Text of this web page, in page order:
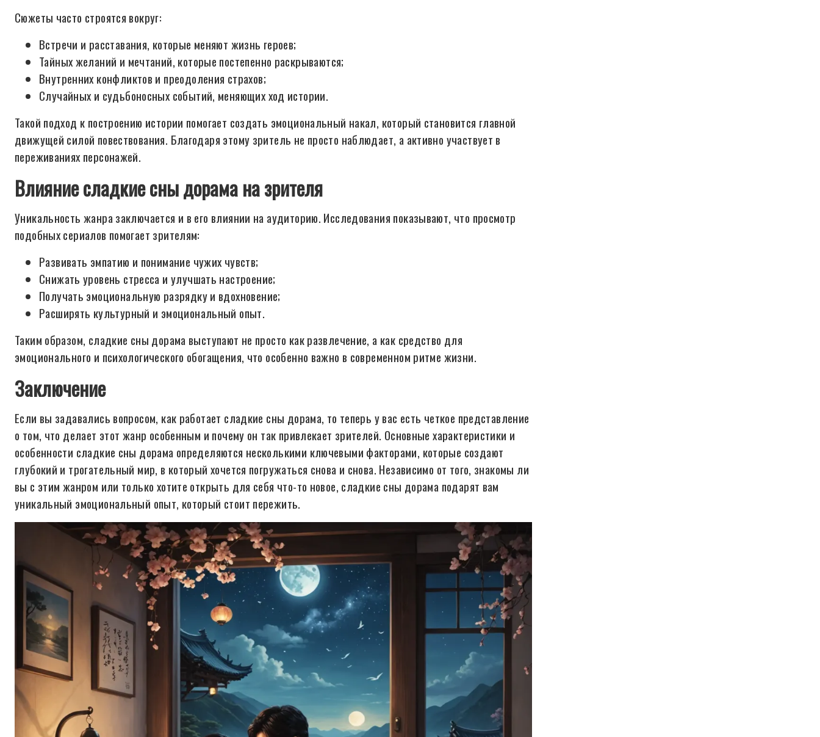
Сюжеты часто строятся вокруг:
Встречи и расставания, которые меняют жизнь героев;
Тайных желаний и мечтаний, которые постепенно раскрываются;
Внутренних конфликтов и преодоления страхов;
Случайных и судьбоносных событий, меняющих ход истории.
Такой подход к построению истории помогает создать эмоциональный накал, который становится главной
движущей силой повествования. Благодаря этому зритель не просто наблюдает, а активно участвует в
переживаниях персонажей.
Влияние сладкие сны дорама на зрителя
Уникальность жанра заключается и в его влиянии на аудиторию. Исследования показывают, что просмотр
подобных сериалов помогает зрителям:
Развивать эмпатию и понимание чужих чувств;
Снижать уровень стресса и улучшать настроение;
Получать эмоциональную разрядку и вдохновение;
Расширять культурный и эмоциональный опыт.
Таким образом, сладкие сны дорама выступают не просто как развлечение, а как средство для
эмоционального и психологического обогащения, что особенно важно в современном ритме жизни.
Заключение
Если вы задавались вопросом, как работает сладкие сны дорама, то теперь у вас есть четкое представление
о том, что делает этот жанр особенным и почему он так привлекает зрителей. Основные характеристики и
особенности сладкие сны дорама определяются несколькими ключевыми факторами, которые создают
глубокий и трогательный мир, в который хочется погружаться снова и снова. Независимо от того, знакомы ли
вы с этим жанром или только хотите открыть для себя что-то новое, сладкие сны дорама подарят вам
уникальный эмоциональный опыт, который стоит пережить.